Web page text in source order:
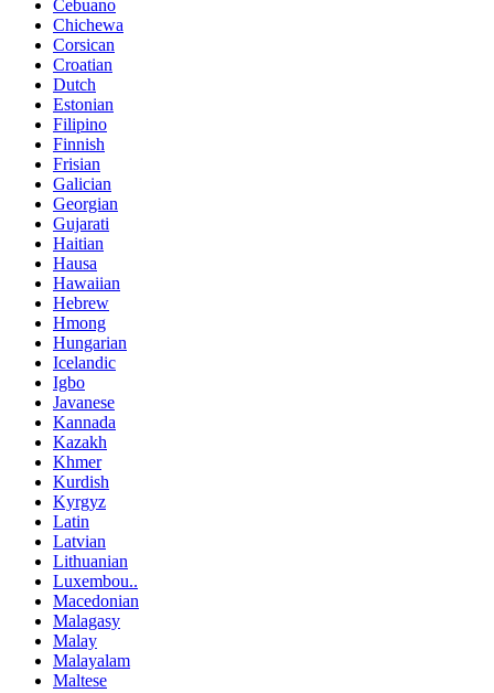
Cebuano
Chichewa
Corsican
Croatian
Dutch
Estonian
Filipino
Finnish
Frisian
Galician
Georgian
Gujarati
Haitian
Hausa
Hawaiian
Hebrew
Hmong
Hungarian
Icelandic
Igbo
Javanese
Kannada
Kazakh
Khmer
Kurdish
Kyrgyz
Latin
Latvian
Lithuanian
Luxembou..
Macedonian
Malagasy
Malay
Malayalam
Maltese